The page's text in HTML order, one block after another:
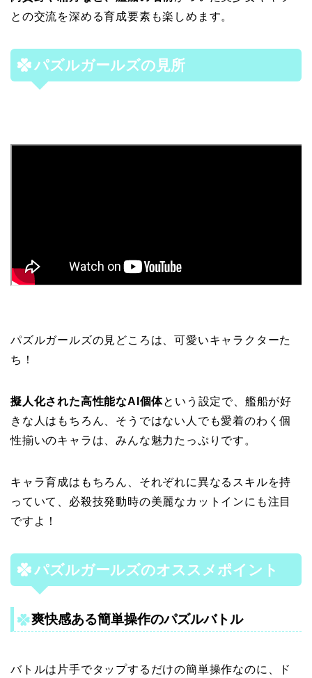
との交流を深める育成要素も楽しめます。
パズルガールズの見所
パズルガールズの見どころは、可愛いキャラクターた
ち！
擬人化された高性能なAI個体という設定で、艦船が好
きな人はもちろん、そうではない人でも愛着のわく個
性揃いのキャラは、みんな魅力たっぷりです。
キャラ育成はもちろん、それぞれに異なるスキルを持
っていて、必殺技発動時の美麗なカットインにも注目
ですよ！
パズルガールズのオススメポイント
爽快感ある簡単操作のパズルバトル
バトルは片手でタップするだけの簡単操作なのに、ド